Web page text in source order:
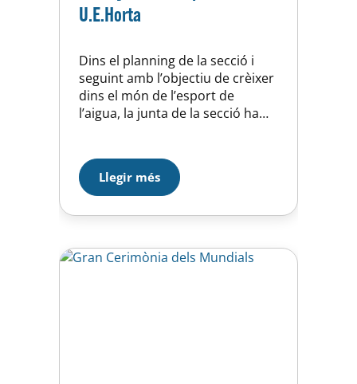
U.E.Horta
Dins el planning de la secció i
seguint amb l’objectiu de crèixer
dins el món de l’esport de
l’aigua, la junta de la secció ha
l’incorporació per a la propera
temporada de diferents
esportistes de primer nivell per
tal de donar un impuls definitiu
Llegir més